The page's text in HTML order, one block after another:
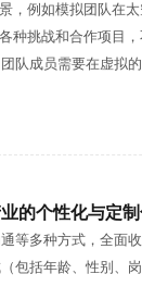
，例如模拟团队在
种挑战和合作项目
队成员需要在虚拟
的个性化与定
等多种方式，全面
包括年龄、性别、